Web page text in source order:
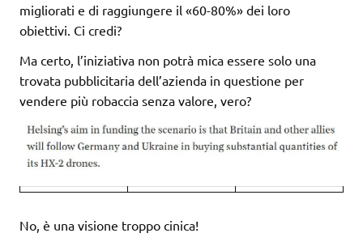
migliorati e di raggiungere il «60-80%» dei loro
obiettivi. Ci credi?
Ma certo, l’iniziativa non potrà mica essere solo una
trovata pubblicitaria dell’azienda in questione per
vendere più robaccia senza valore, vero?
No, è una visione troppo cinica!